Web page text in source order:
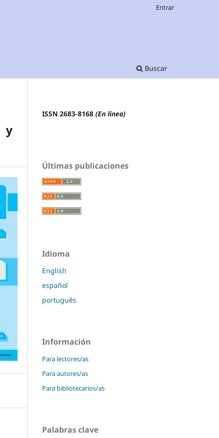
Buscar
Entrar
y
ISSN 2683-8168 (En línea)
Últimas publicaciones
Idioma
English
español
português
Información
Para lectores/as
Para autores/as
Para bibliotecarios/as
Palabras clave